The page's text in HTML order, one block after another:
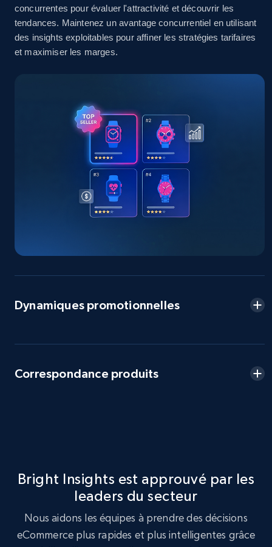
Seller id, URL, Seller name, Description, Detailed
info, Stars, Feedbacks, Return policy, and more.
2.5K+ 378+
URL, Product id, Title, Seller name, Seller rating,
Seller reviews, Breadcrumbs, Root category, and
359+ Commencer
Seller reviews, Breadcrumbs, Root category, and
more.
2.5K+ 359+ Commencer
2.5K+ 359+ Commencer
eBay - Collect records by category
concurrentes pour évaluer l'attractivité et découvrir les
tendances. Maintenez un avantage concurrentiel en utilisant
des insights exploitables pour affiner les stratégies tarifaires
et maximiser les marges.
Dynamiques promotionnelles
Correspondance produits
Bright Insights est approuvé par les
leaders du secteur
Nous aidons les équipes à prendre des décisions
eCommerce plus rapides et plus intelligentes grâce